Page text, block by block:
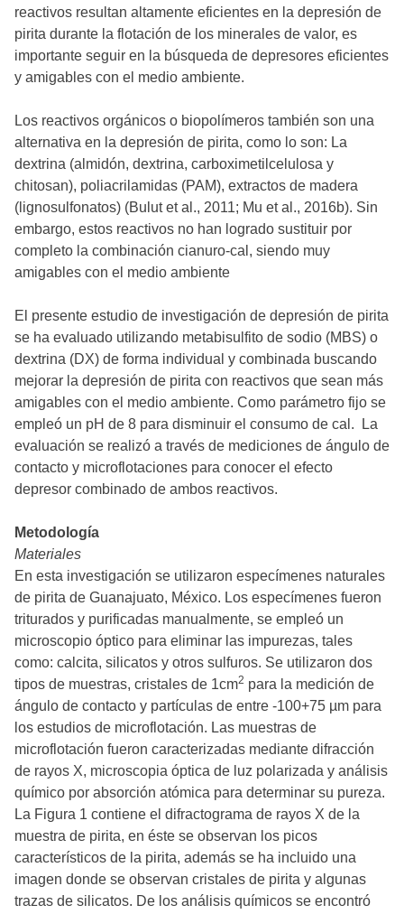
reactivos resultan altamente eficientes en la depresión de
pirita durante la flotación de los minerales de valor, es
importante seguir en la búsqueda de depresores eficientes
y amigables con el medio ambiente.
Los reactivos orgánicos o biopolímeros también son una
alternativa en la depresión de pirita, como lo son: La
dextrina (almidón, dextrina, carboximetilcelulosa y
chitosan), poliacrilamidas (PAM), extractos de madera
(lignosulfonatos) (Bulut et al., 2011; Mu et al., 2016b). Sin
embargo, estos reactivos no han logrado sustituir por
completo la combinación cianuro-cal, siendo muy
amigables con el medio ambiente
El presente estudio de investigación de depresión de pirita
se ha evaluado utilizando metabisulfito de sodio (MBS) o
dextrina (DX) de forma individual y combinada buscando
mejorar la depresión de pirita con reactivos que sean más
amigables con el medio ambiente. Como parámetro fijo se
empleó un pH de 8 para disminuir el consumo de cal. La
evaluación se realizó a través de mediciones de ángulo de
contacto y microflotaciones para conocer el efecto
depresor combinado de ambos reactivos.
Metodología
Materiales
En esta investigación se utilizaron especímenes naturales
de pirita de Guanajuato, México. Los especímenes fueron
triturados y purificadas manualmente, se empleó un
microscopio óptico para eliminar las impurezas, tales
como: calcita, silicatos y otros sulfuros. Se utilizaron dos
tipos de muestras, cristales de 1cm2 para la medición de
ángulo de contacto y partículas de entre -100+75 µm para
los estudios de microflotación. Las muestras de
microflotación fueron caracterizadas mediante difracción
de rayos X, microscopia óptica de luz polarizada y análisis
químico por absorción atómica para determinar su pureza.
La Figura 1 contiene el difractograma de rayos X de la
muestra de pirita, en éste se observan los picos
característicos de la pirita, además se ha incluido una
imagen donde se observan cristales de pirita y algunas
trazas de silicatos. De los análisis químicos se encontró